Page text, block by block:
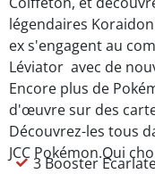
légendaires
ex s'engagent au
Léviator avec de
Encore plus de
d'œuvre sur des
Découvrez-les tous
JCC Pokémon.Qui
3 Booster